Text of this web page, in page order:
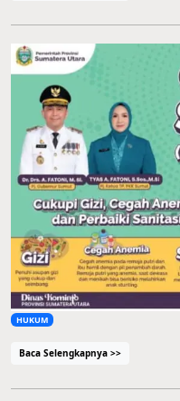
HUKUM
Baca Selengkapnya >>